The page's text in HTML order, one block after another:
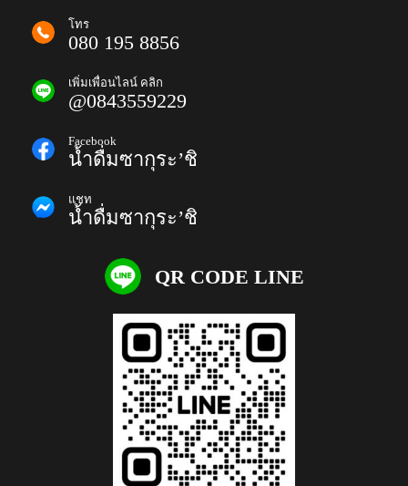
โทร
080 195 8856
เพิ่มเพื่อนไลน์ คลิก
@0843559229
Facebook
น้ำดื่มซากุระ’ชิ
แชท
น้ำดื่มซากุระ’ชิ
QR CODE LINE